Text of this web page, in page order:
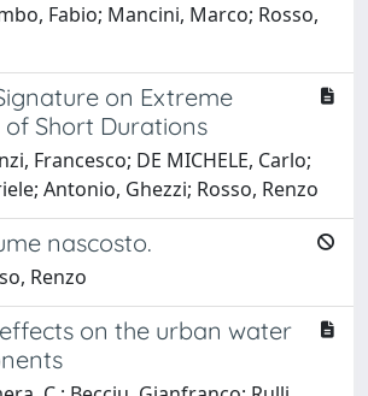
Fabio; Mancini, Marco; Rosso,
on Extreme
Short Durations
Francesco; DE MICHELE, Carlo;
Antonio, Ghezzi; Rosso, Renzo
nascosto.
Renzo
on the urban water